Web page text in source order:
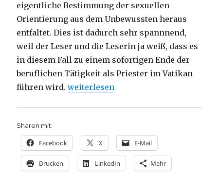
eigentliche Bestimmung der sexuellen
Orientierung aus dem Unbewussten heraus
entfaltet. Dies ist dadurch sehr spannnend,
weil der Leser und die Leserin ja weiß, dass es
in diesem Fall zu einem sofortigen Ende der
beruflichen Tätigkeit als Priester im Vatikan
führen wird.„Coming-Out eines vatikanischen
weiterlesen
Sharen mit:
Facebook X E-Mail
Drucken LinkedIn Mehr